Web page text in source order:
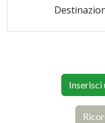
Inserisci